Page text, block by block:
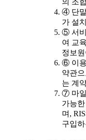
의 조
④ 단말
가 설
⑤ 서비
여 교
정보
⑥ 이용
약관
는 계
⑦ 마일
가능
며,
구입